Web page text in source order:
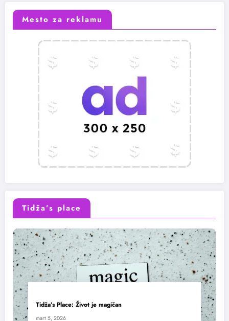
Mesto za reklamu
Tidža’s place
Tidža’s Place: Život je magičan
mart 5, 2026